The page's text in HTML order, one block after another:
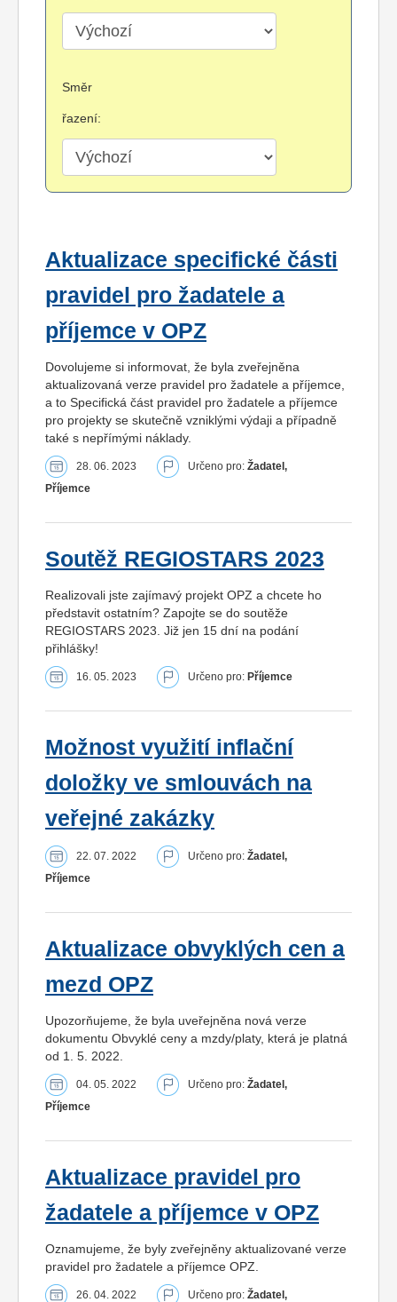
Směr
řazení:
Aktualizace specifické části
pravidel pro žadatele a
příjemce v OPZ
Dovolujeme si informovat, že byla zveřejněna
aktualizovaná verze pravidel pro žadatele a příjemce,
a to Specifická část pravidel pro žadatele a příjemce
pro projekty se skutečně vzniklými výdaji a případně
také s nepřímými náklady.
28. 06. 2023 Určeno pro: Žadatel,
Příjemce
Soutěž REGIOSTARS 2023
Realizovali jste zajímavý projekt OPZ a chcete ho
představit ostatním? Zapojte se do soutěže
REGIOSTARS 2023. Již jen 15 dní na podání
přihlášky!
16. 05. 2023 Určeno pro: Příjemce
Možnost využití inflační
doložky ve smlouvách na
veřejné zakázky
22. 07. 2022 Určeno pro: Žadatel,
Příjemce
Aktualizace obvyklých cen a
mezd OPZ
Upozorňujeme, že byla uveřejněna nová verze
dokumentu Obvyklé ceny a mzdy/platy, která je platná
od 1. 5. 2022.
04. 05. 2022 Určeno pro: Žadatel,
Příjemce
Aktualizace pravidel pro
žadatele a příjemce v OPZ
Oznamujeme, že byly zveřejněny aktualizované verze
pravidel pro žadatele a příjemce OPZ.
26. 04. 2022 Určeno pro: Žadatel,